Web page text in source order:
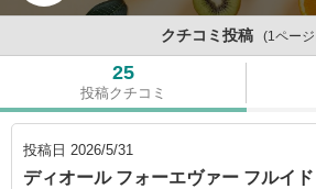
クチコミ投稿 (1ペー
25
投稿クチコミ
投稿日 2026/5/31
ディオール フォーエヴァー フルイ